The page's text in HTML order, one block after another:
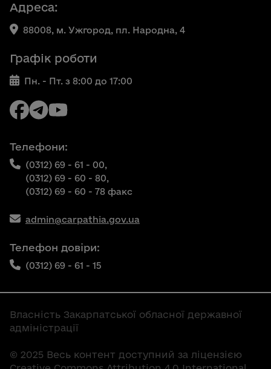
Адреса:
88008, м. Ужгород, пл. Народна, 4
Графік роботи
Пн. - Пт. з 8:00 до 17:00
Телефони:
(0312) 69 - 61 - 00,
(0312) 69 - 60 - 80,
(0312) 69 - 60 - 78 факс
admin@carpathia.gov.ua
Телефон довіри:
(0312) 69 - 61 - 15
Власність Закарпатської обласної державної
адміністрації
© 2025 Весь контент доступний за ліцензією